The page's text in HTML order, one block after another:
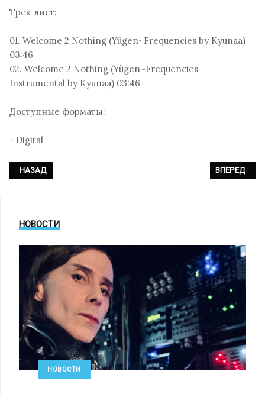
Трек лист:
01. Welcome 2 Nothing (Yügen~Frequencies by Kyunaa)
03:46
02. Welcome 2 Nothing (Yügen~Frequencies
Instrumental by Kyunaa) 03:46
Доступные форматы:
- Digital
ПРЕДЫДУЩИЙ: TILL LINDEMANN - «ÜBERS MEER (REMIX)»
НАЗАД СЛЕДУЮЩИЙ:
ВПЕРЕД
НОВОСТИ
НОВОСТИ